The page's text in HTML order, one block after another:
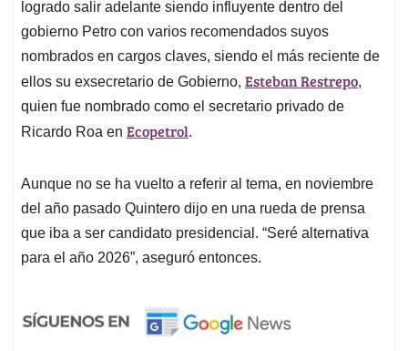
logrado salir adelante siendo influyente dentro del
gobierno Petro con varios recomendados suyos
nombrados en cargos claves, siendo el más reciente de
ellos su exsecretario de Gobierno, Esteban Restrepo,
quien fue nombrado como el secretario privado de
Ricardo Roa en Ecopetrol.
Aunque no se ha vuelto a referir al tema, en noviembre
del año pasado Quintero dijo en una rueda de prensa
que iba a ser candidato presidencial. “Seré alternativa
para el año 2026”, aseguró entonces.